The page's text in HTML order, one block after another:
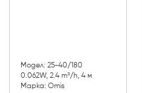
Модел: 25-40/180
0.062W, 2.4 m³/h, 4 м
Марка: Omis